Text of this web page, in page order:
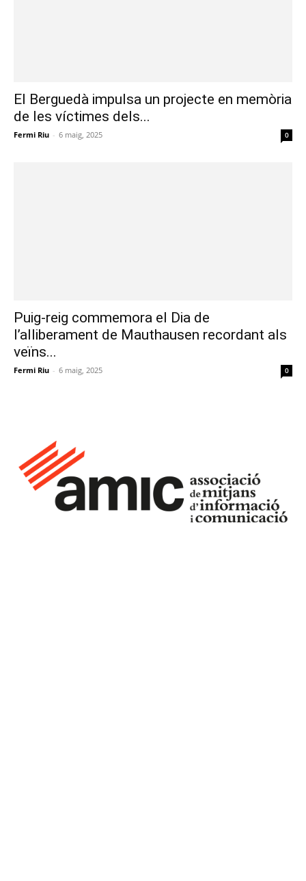
El Berguedà impulsa un projecte en memòria
de les víctimes dels...
Fermi Riu - 6 maig, 2025 0
Puig-reig commemora el Dia de
l’alliberament de Mauthausen recordant als
veïns...
Fermi Riu - 6 maig, 2025 0